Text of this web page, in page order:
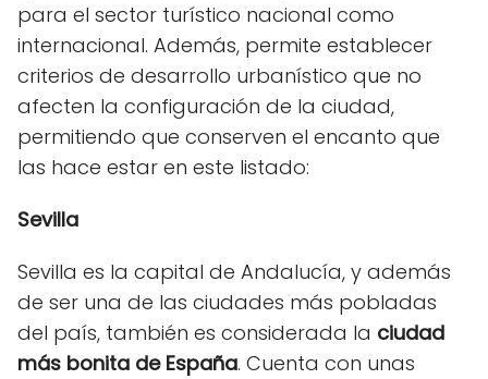
para el sector turístico nacional como
internacional. Además, permite establecer
criterios de desarrollo urbanístico que no
afecten la configuración de la ciudad,
permitiendo que conserven el encanto que
las hace estar en este listado:
Sevilla
Sevilla es la capital de Andalucía, y además
de ser una de las ciudades más pobladas
del país, también es considerada la ciudad
más bonita de España. Cuenta con unas